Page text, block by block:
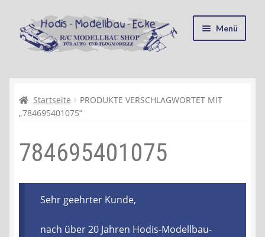
Zur
Navigation
springen
Zum
Inhalt
springen
Menü
Kasse
Recycling, Entsorgung und Umwelt
Shop
Warenkorb
Startseite
PRODUKTE VERSCHLAGWORTET MIT
„784695401075“
784695401075
Sehr geehrter Kunde,
nach über 20 Jahren Hodis-Modellbau-